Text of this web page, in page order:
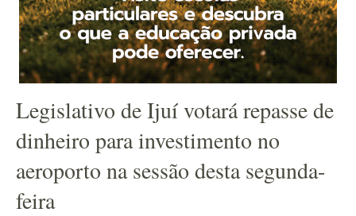
Legislativo de Ijuí votará repasse de
dinheiro para investimento no
aeroporto na sessão desta segunda-
feira